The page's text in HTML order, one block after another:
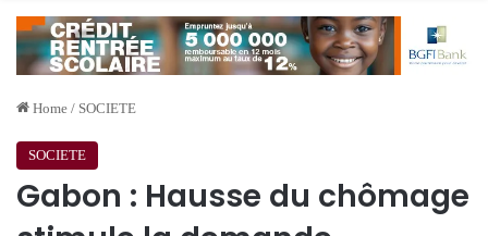
Home / SOCIETE
SOCIETE
Gabon : Hausse du chômage